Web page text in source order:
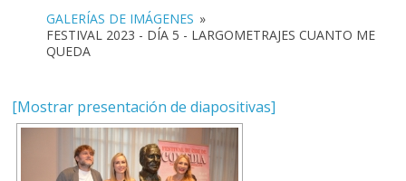
GALERÍAS DE IMÁGENES »
FESTIVAL 2023 - DÍA 5 - LARGOMETRAJES CUANTO ME
QUEDA
[Mostrar presentación de diapositivas]